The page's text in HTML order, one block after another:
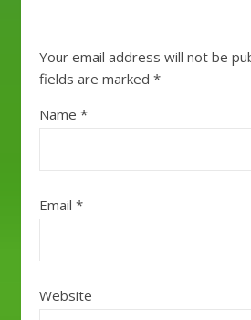
Your email address will not be
fields are marked *
Name *
Email *
Website